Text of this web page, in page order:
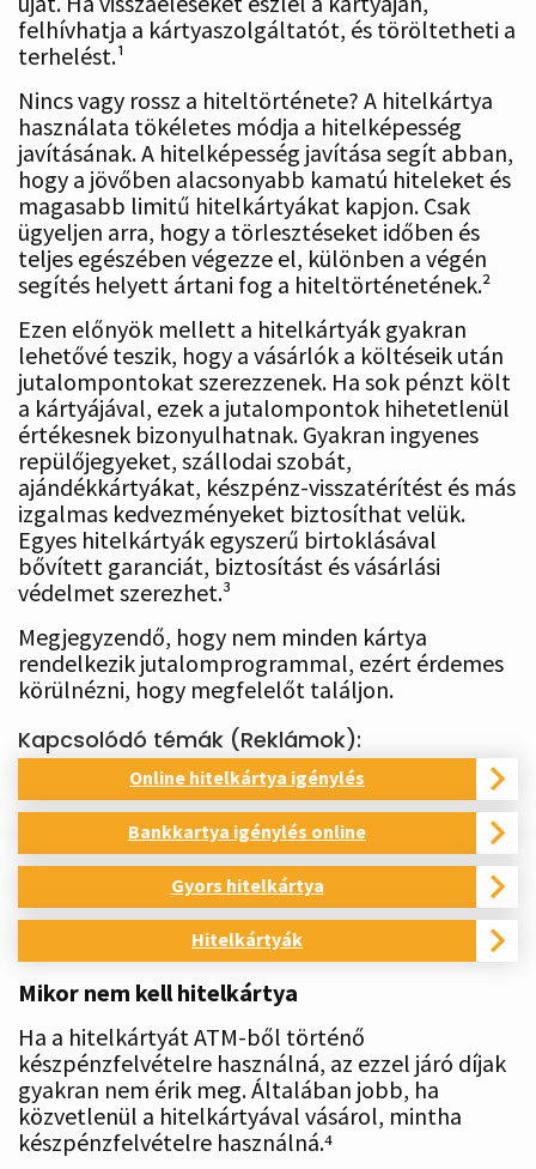
felhívhatja a kártyaszolgáltatót, és töröltetheti a
terhelést.¹
Nincs vagy rossz a hiteltörténete? A hitelkártya
használata tökéletes módja a hitelképesség
javításának. A hitelképesség javítása segít abban,
hogy a jövőben alacsonyabb kamatú hiteleket és
magasabb limitű hitelkártyákat kapjon. Csak
ügyeljen arra, hogy a törlesztéseket időben és
teljes egészében végezze el, különben a végén
segítés helyett ártani fog a hiteltörténetének.²
Ezen előnyök mellett a hitelkártyák gyakran
lehetővé teszik, hogy a vásárlók a költéseik után
jutalompontokat szerezzenek. Ha sok pénzt költ
a kártyájával, ezek a jutalompontok hihetetlenül
értékesnek bizonyulhatnak. Gyakran ingyenes
repülőjegyeket, szállodai szobát,
ajándékkártyákat, készpénz-visszatérítést és más
izgalmas kedvezményeket biztosíthat velük.
Egyes hitelkártyák egyszerű birtoklásával
bővített garanciát, biztosítást és vásárlási
védelmet szerezhet.³
Megjegyzendő, hogy nem minden kártya
rendelkezik jutalomprogrammal, ezért érdemes
körülnézni, hogy megfelelőt találjon.
Kapcsolódó témák (Reklámok):
Online hitelkártya igénylés
Bankkartya igénylés online
Gyors hitelkártya
Hitelkártyák
Mikor nem kell hitelkártya
Ha a hitelkártyát ATM-ből történő
készpénzfelvételre használná, az ezzel járó díjak
gyakran nem érik meg. Általában jobb, ha
közvetlenül a hitelkártyával vásárol, mintha
készpénzfelvételre használná.⁴